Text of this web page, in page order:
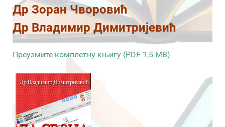
Др Зоран Чворовић
Др Владимир Димитријевић
Преузмите комплетну књигу (PDF 1,5 MB)